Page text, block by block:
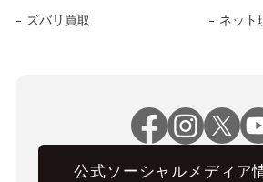
ズバリ買取 ネット
公式ソーシャルメディア